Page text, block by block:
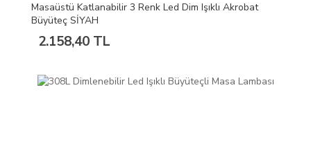
Masaüstü Katlanabilir 3 Renk Led Dim Işıklı Akrobat
Büyüteç SİYAH
2.158,40 TL